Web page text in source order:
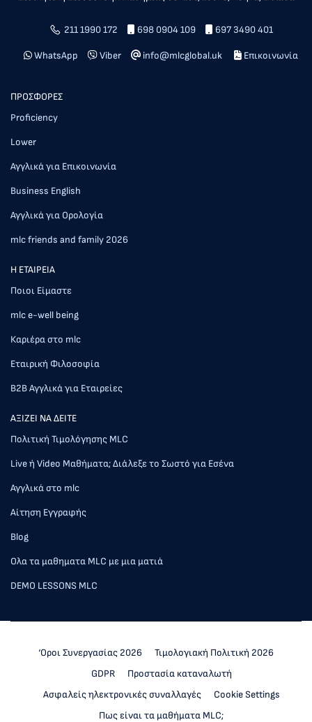
211 1990 172 698 0904 109 697 3490 401
WhatsApp Viber info@mlcglobal.uk Επικοινωνία
ΠΡΟΣΦΟΡΕΣ
Proficiency
Lower
Αγγλικά για Επικοινωνία
Business English
Αγγλικά για Ορολογία
mlc friends and family 2026
Η ΕΤΑΙΡΕΙΑ
Ποιοι Είμαστε
mlc e-well being
Καριέρα στο mlc
Εταιρική Φιλοσοφία
Β2Β Αγγλικά για Εταιρείες
AΞΙΖΕΙ ΝΑ ΔΕΙΤΕ
Πολιτική Τιμολόγησης MLC
Live ή Video Μαθήματα; Διάλεξε το Σωστό για Εσένα
Αγγλικά στο mlc
Αίτηση Εγγραφής
Blog
Ολα τα μαθηματα MLC με μια ματιά
DEMO LESSONS MLC
‘Οροι Συνεργασίας 2026
Τιμολογιακή Πολιτική 2026
GDPR
Προστασία καταναλωτή
Ασφαλείς ηλεκτρονικές συναλλαγές
Cookie Settings
Πως είναι τα μαθήματα MLC;